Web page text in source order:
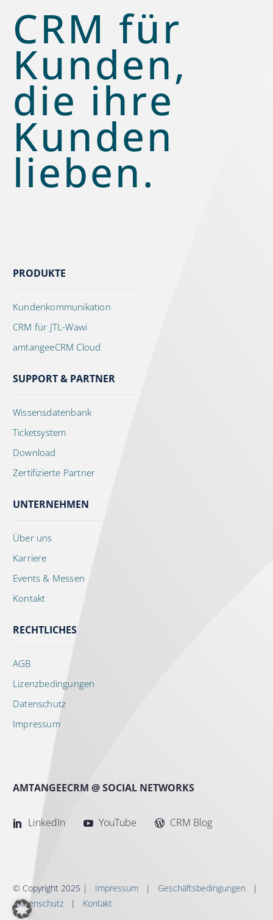
CRM für
Kunden,
die ihre
Kunden
lieben.
PRODUKTE
Kundenkommunikation
CRM für JTL-Wawi
amtangeeCRM Cloud
SUPPORT & PARTNER
Wissensdatenbank
Ticketsystem
Download
Zertifizierte Partner
UNTERNEHMEN
Über uns
Karriere
Events & Messen
Kontakt
RECHTLICHES
AGB
Lizenzbedingungen
Datenschutz
Impressum
AMTANGEECRM @ SOCIAL NETWORKS
LinkedIn YouTube CRM Blog
© Copyright 2025 | Impressum | Geschäftsbedingungen |
Datenschutz | Kontakt